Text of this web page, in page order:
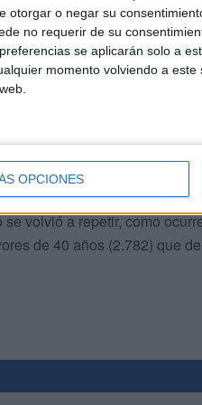
otorgar o negar su
no requerir de su
se aplicarán solo a
momento volviendo a
OPCIONES
mensual de
y es también la cifra más
de 2021 los 30.000
volvió a repetir, como
de 40 años (2.782) que de